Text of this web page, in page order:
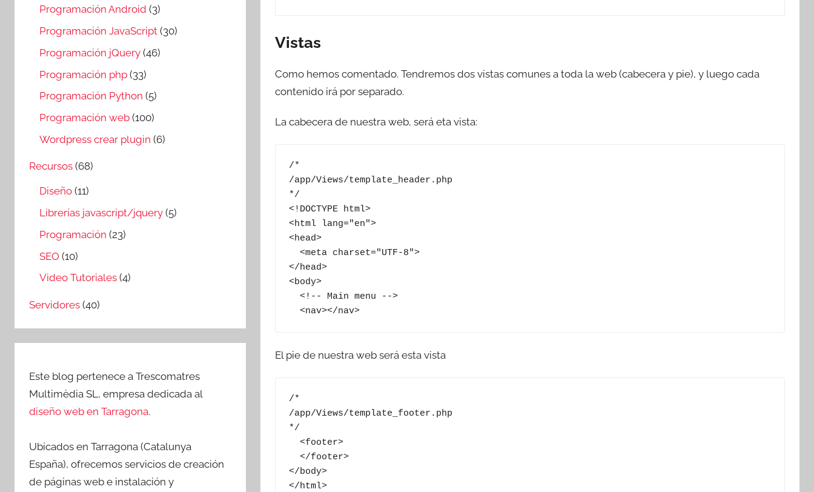
Vistas
Como hemos comentado. Tendremos dos vistas comunes a toda la web (cabecera y pie), y luego cada
contenido irá por separado.
La cabecera de nuestra web, será eta vista:
/*
/app/Views/template_header.php
*/
<!DOCTYPE html>
<html lang="en">
<head>
  <meta charset="UTF-8">
</head>
<body>
  <!-- Main menu -->
  <nav></nav>
El pie de nuestra web será esta vista
/*
/app/Views/template_footer.php
*/
  <footer>
  </footer>
</body>
</html>
Programación Android (3)
Programación JavaScript (30)
Programación jQuery (46)
Programación php (33)
Programación Python (5)
Programación web (100)
Wordpress crear plugin (6)
Recursos (68)
Diseño (11)
Librerías javascript/jquery (5)
Programación (23)
SEO (10)
Video Tutoriales (4)
Servidores (40)
Este blog pertenece a Trescomatres
Multimèdia SL, empresa dedicada al
diseño web en Tarragona.
Ubicados en Tarragona (Catalunya
España), ofrecemos servicios de creación
de páginas web e instalación y